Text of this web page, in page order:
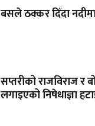
बसले ठक्कर दिँदा
सप्तरीको राजविराज र
लगाइएको निषेधाज्ञा